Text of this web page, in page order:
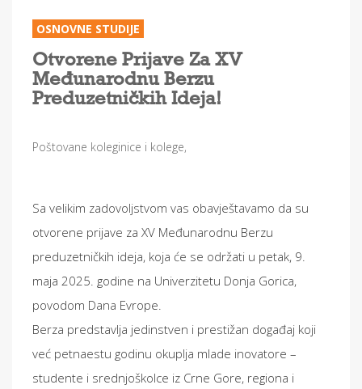
OSNOVNE STUDIJE
Otvorene Prijave Za XV
Međunarodnu Berzu
Preduzetničkih Ideja!
Poštovane koleginice i kolege,
Sa velikim zadovoljstvom vas obavještavamo da su
otvorene prijave za XV Međunarodnu Berzu
preduzetničkih ideja, koja će se održati u petak, 9.
maja 2025. godine na Univerzitetu Donja Gorica,
povodom Dana Evrope.
Berza predstavlja jedinstven i prestižan događaj koji
već petnaestu godinu okuplja mlade inovatore –
studente i srednjoškolce iz Crne Gore, regiona i